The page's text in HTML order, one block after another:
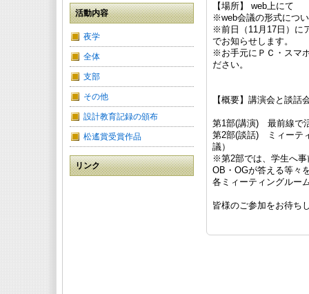
活動内容
夜学
全体
支部
その他
設計教育記録の頒布
松遙賞受賞作品
リンク
【場所】 web上にて
※web会議の形式につ
※前日（11月17日）に
でお知らせします。
※お手元にＰＣ・スマ
ださい。
【概要】講演会と談話
第1部(講演) 最前線で
第2部(談話) ミィーテ
議）
※第2部では、学生へ事
OB・OGが答える等々
各ミィーティングルー
皆様のご参加をお待ち